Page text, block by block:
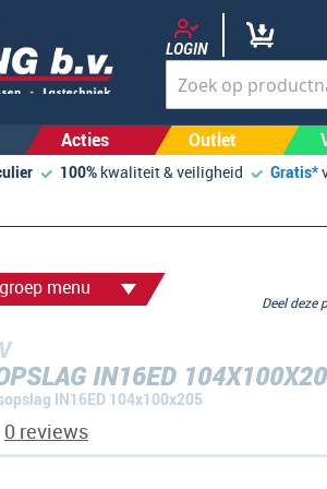
LOGIN
Acties Outlet
100% kwaliteit & veiligheid Gratis*
menu
IN16ED
IN16ED 104x100x205
Deel
0 reviews